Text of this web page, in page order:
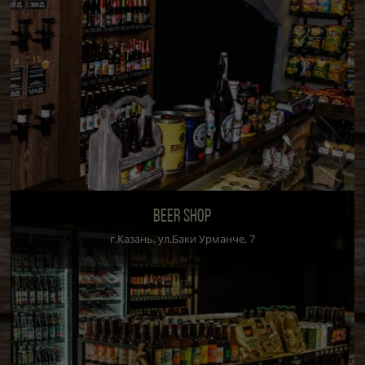
BEER SHOP
г.Казань, ул.Баки Урманче, 7